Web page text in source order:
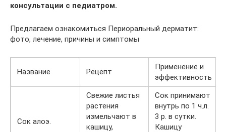
консультации с педиатром.
Предлагаем ознакомиться Периоральный дерматит:
фото, лечение, причины и симптомы
Название Рецепт
Применение и
эффективность
Сок алоэ.
Свежие листья
растения
измельчают в
кашицу,
Сок принимают
внутрь по 1 ч.л.
3 р. в сутки.
Кашицу